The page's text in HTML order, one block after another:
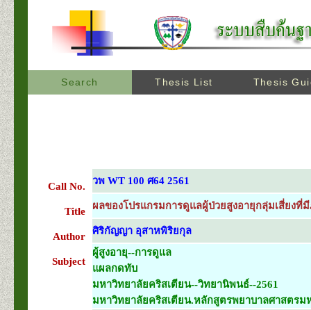
Search Thesis List Thesis
Call No. วพ WT 100 ศ64 2561
Title ผลของโปรแกรมการดูแลผู้ป่วยสูงอายุกลุ่มเสี่ยง
Author ศิริกัญญา อุสาหพิริยกุล
Subject
ผู้สูงอายุ--การดูแล
แผลกดทับ
มหาวิทยาลัยคริสเตียน--วิทยานิพนธ์--2561
มหาวิทยาลัยคริสเตียน.หลักสูตรพยาบาลศาสตร